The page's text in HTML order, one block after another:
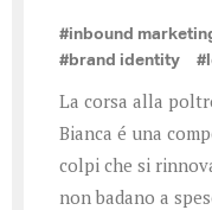
#inbound
#brand identity
La corsa alla
Bianca é una
colpi che si
non badano a